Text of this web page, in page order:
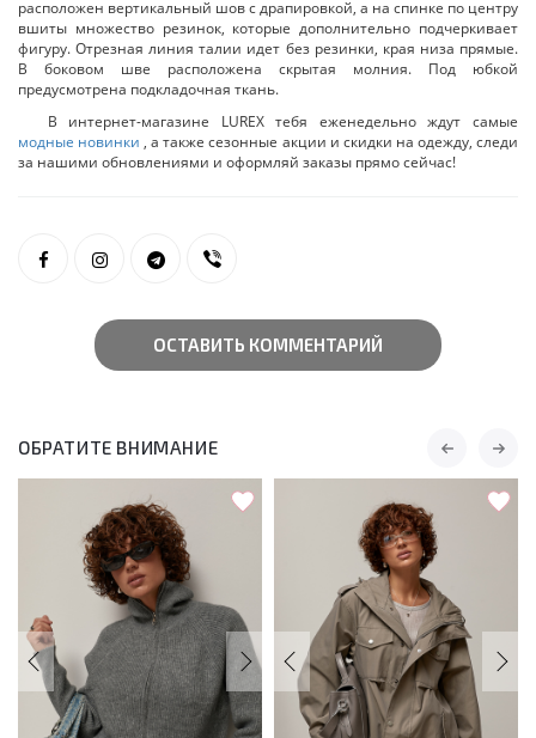
расположен вертикальный шов с драпировкой, а на спинке по центру
вшиты множество резинок, которые дополнительно подчеркивает
фигуру. Отрезная линия талии идет без резинки, края низа прямые.
В боковом шве расположена скрытая молния. Под юбкой
предусмотрена подкладочная ткань.
В интернет-магазине LUREX тебя еженедельно ждут самые
модные новинки, а также сезонные акции и скидки на одежду, следи
за нашими обновлениями и оформляй заказы прямо сейчас!
ОСТАВИТЬ КОММЕНТАРИЙ
ОБРАТИТЕ ВНИМАНИЕ